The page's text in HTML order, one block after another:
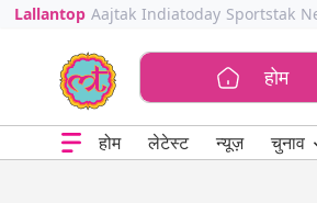
Lallantop Aajtak Indiatoday Sportstak
होम
होम लेटेस्ट न्यूज़ चुनाव